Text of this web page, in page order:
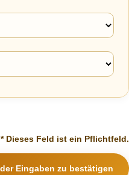
* Dieses Feld ist ein Pflichtfeld.